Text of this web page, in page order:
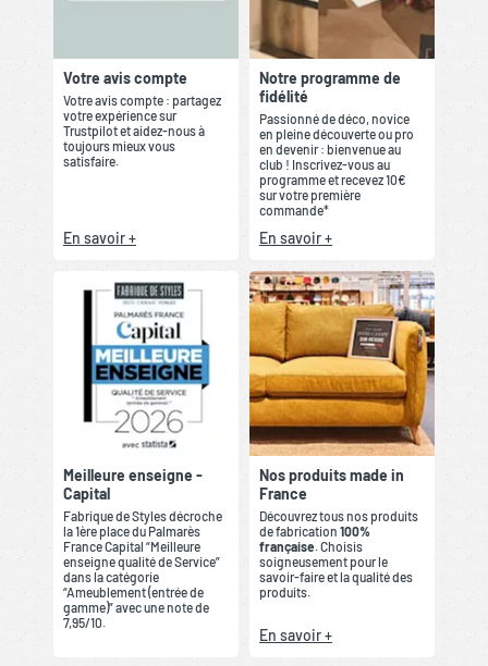
Votre avis compte
Votre avis compte : partagez
votre expérience sur
Trustpilot et aidez-nous à
toujours mieux vous
satisfaire.
En savoir +
Notre programme de
fidélité
Passionné de déco, novice
en pleine découverte ou pro
en devenir : bienvenue au
club ! Inscrivez-vous au
programme et recevez 10€
sur votre première
commande*
En savoir +
Meilleure enseigne -
Capital
Fabrique de Styles décroche
la 1ère place du Palmarès
France Capital “Meilleure
enseigne qualité de Service”
dans la catégorie
“Ameublement (entrée de
gamme)” avec une note de
7,95/10.
Nos produits made in
France
Découvrez tous nos produits
de fabrication 100%
française. Choisis
soigneusement pour le
savoir-faire et la qualité des
produits.
En savoir +